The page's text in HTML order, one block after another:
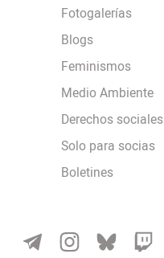
Fotogalerías
Blogs
Feminismos
Medio Ambiente
Derechos sociales
Solo para socias
Boletines